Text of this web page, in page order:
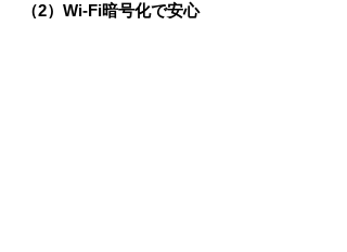
（2）Wi-Fi暗号化で安心